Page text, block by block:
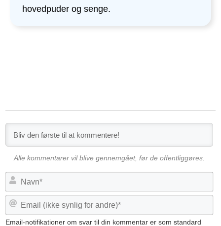
hovedpuder og senge.
Alle kommentarer vil blive gennemgået, før de offentliggøres.
v
Email-notifikationer om svar til din kommentar er som standard